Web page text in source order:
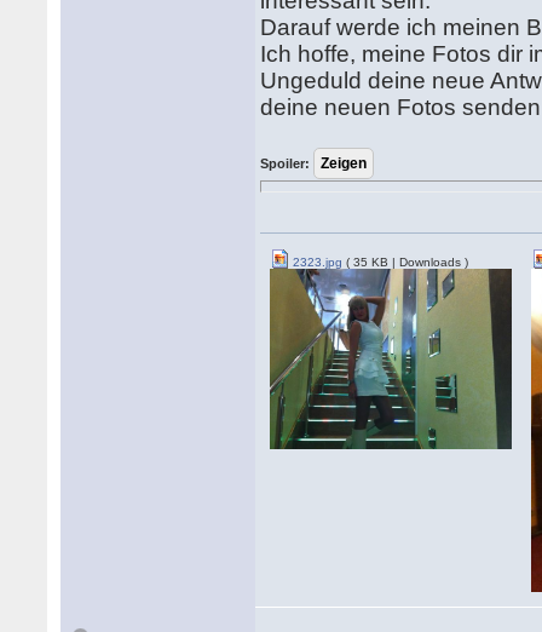
Darauf werde ich meinen
Ich hoffe, meine Fotos dir
Ungeduld deine neue
deine neuen Fotos
Spoiler:
2323.jpg ( 35 KB | Downloads )